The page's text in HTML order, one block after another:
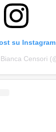
su Instagram